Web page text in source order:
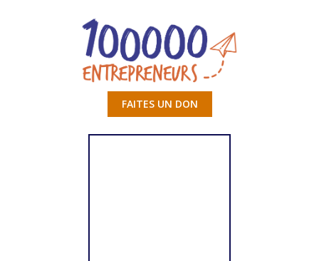
FAITES UN DON